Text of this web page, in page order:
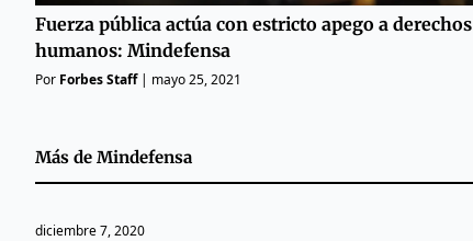
Fuerza pública actúa con estricto apego a derechos
humanos: Mindefensa
Por Forbes Staff| mayo 25, 2021
Más de Mindefensa
diciembre 7, 2020